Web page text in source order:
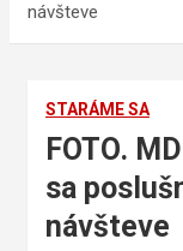
návšteve
STARÁME SA
FOTO.
sa
návšteve